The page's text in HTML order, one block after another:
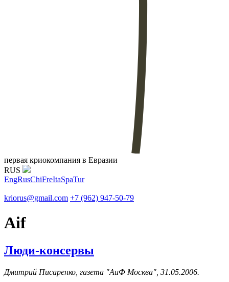
первая криокомпания в Евразии
RUS
EngRusChiFreItaSpaTur
kriorus@gmail.com +7 (962) 947-50-79
Aif
Люди-консервы
Дмитрий Писаренко, газета "АиФ Москва", 31.05.2006.